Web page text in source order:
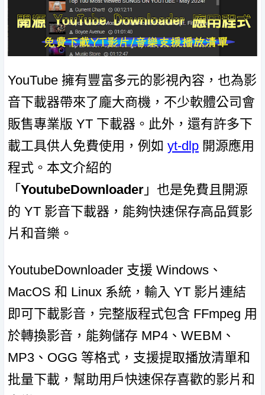
YouTube 擁有豐富多元的影視內容，也為影
音下載器帶來了龐大商機，不少軟體公司會
販售專業版 YT 下載器。此外，還有許多下
載工具供人免費使用，例如 yt-dlp 開源應用
程式。本文介紹的
「 YoutubeDownloader 」也是免費且開源
的 YT 影音下載器，能夠快速保存高品質影
片和音樂。
YoutubeDownloader 支援 Windows、
MacOS 和 Linux 系統，輸入 YT 影片連結
即可下載影音，完整版程式包含 FFmpeg 用
於轉換影音，能夠儲存 MP4、WEBM、
MP3、OGG 等格式，支援提取播放清單和
批量下載，幫助用戶快速保存喜歡的影片和